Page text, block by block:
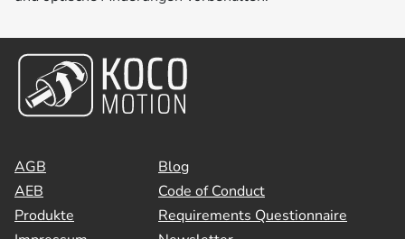
AGB
AEB
Produkte
Blog
Code of Conduct
Requirements Questionnaire